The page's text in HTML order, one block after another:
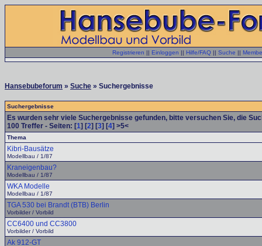
Registrieren || Einloggen || Hilfe/FAQ || Suche ||
Hansebubeforum » Suche » Suchergebnisse
Suchergebnisse
Es wurden sehr viele Suchergebnisse gefunden, bitte versuchen Sie, die
100 Treffer - Seiten: [1] [2] [3] [4] >5<
Thema
Kibri-Bausätze
Modellbau / 1/87
Kraneigenbau?
Modellbau / 1/87
WKA Modelle
Modellbau / 1/87
TGA 530 bei Brandt (BTB) Berlin
Vorbilder / Vorbild
CC6400 und CC3800
Vorbilder / Vorbild
Ak 912-GT